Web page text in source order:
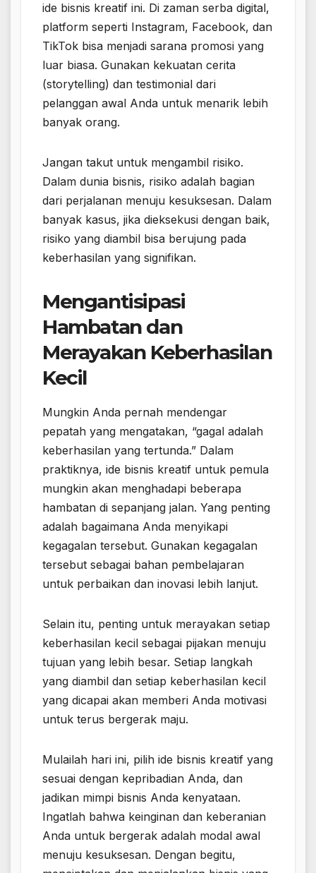
ide bisnis kreatif ini. Di zaman serba digital,
platform seperti Instagram, Facebook, dan
TikTok bisa menjadi sarana promosi yang
luar biasa. Gunakan kekuatan cerita
(storytelling) dan testimonial dari
pelanggan awal Anda untuk menarik lebih
banyak orang.
Jangan takut untuk mengambil risiko.
Dalam dunia bisnis, risiko adalah bagian
dari perjalanan menuju kesuksesan. Dalam
banyak kasus, jika dieksekusi dengan baik,
risiko yang diambil bisa berujung pada
keberhasilan yang signifikan.
Mengantisipasi
Hambatan dan
Merayakan Keberhasilan
Kecil
Mungkin Anda pernah mendengar
pepatah yang mengatakan, “gagal adalah
keberhasilan yang tertunda.” Dalam
praktiknya, ide bisnis kreatif untuk pemula
mungkin akan menghadapi beberapa
hambatan di sepanjang jalan. Yang penting
adalah bagaimana Anda menyikapi
kegagalan tersebut. Gunakan kegagalan
tersebut sebagai bahan pembelajaran
untuk perbaikan dan inovasi lebih lanjut.
Selain itu, penting untuk merayakan setiap
keberhasilan kecil sebagai pijakan menuju
tujuan yang lebih besar. Setiap langkah
yang diambil dan setiap keberhasilan kecil
yang dicapai akan memberi Anda motivasi
untuk terus bergerak maju.
Mulailah hari ini, pilih ide bisnis kreatif yang
sesuai dengan kepribadian Anda, dan
jadikan mimpi bisnis Anda kenyataan.
Ingatlah bahwa keinginan dan keberanian
Anda untuk bergerak adalah modal awal
menuju kesuksesan. Dengan begitu,